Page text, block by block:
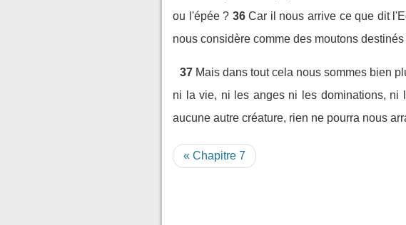
ou l'épée ? 36 Car il nous arrive ce que dit
nous considère comme des moutons destinés
37 Mais dans tout cela nous sommes bien
ni la vie, ni les anges ni les dominations, ni
aucune autre créature, rien ne pourra nous
« Chapitre 7